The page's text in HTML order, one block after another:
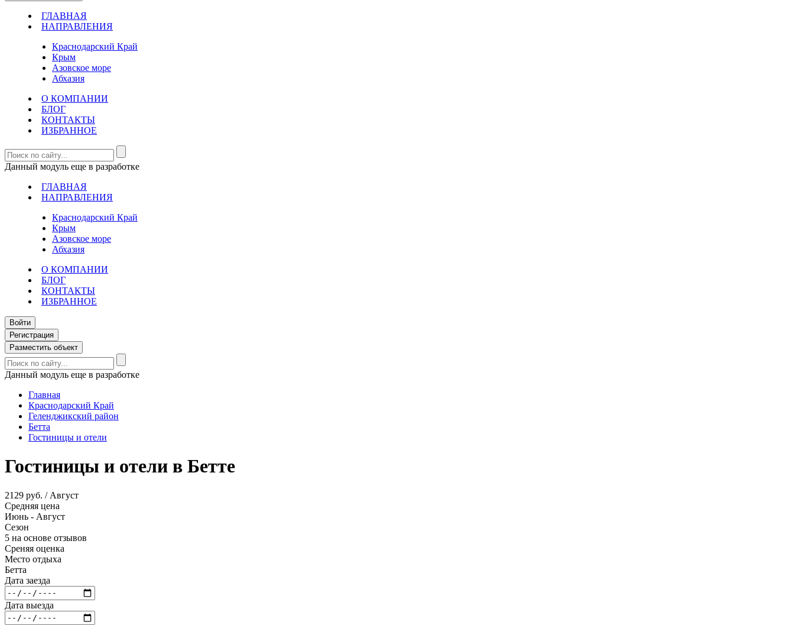
ГЛАВНАЯ
НАПРАВЛЕНИЯ
Краснодарский Край
Крым
Азовское море
Абхазия
О КОМПАНИИ
БЛОГ
КОНТАКТЫ
ИЗБРАННОЕ
Данный модуль еще в разработке
ГЛАВНАЯ
НАПРАВЛЕНИЯ
Краснодарский Край
Крым
Азовское море
Абхазия
О КОМПАНИИ
БЛОГ
КОНТАКТЫ
ИЗБРАННОЕ
Войти
Регистрация
Разместить объект
Данный модуль еще в разработке
Главная
Краснодарский Край
Геленджикский район
Бетта
Гостиницы и отели
Гостиницы и отели в Бетте
2129 руб. / Август
Средняя цена
Июнь - Август
Сезон
5 на основе отзывов
Среняя оценка
Место отдыха
Бетта
Дата заезда
Дата выезда